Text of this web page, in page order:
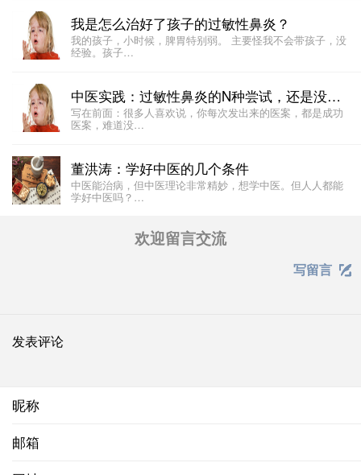
我是怎么治好了孩子的过敏性鼻炎？
我的孩子，小时候，脾胃特别弱。 主要怪我不会带孩子，没
经验。孩子…
中医实践：过敏性鼻炎的N种尝试，还是没能痊愈
写在前面：很多人喜欢说，你每次发出来的医案，都是成功
医案，难道没…
董洪涛：学好中医的几个条件
中医能治病，但中医理论非常精妙，想学中医。但人人都能
学好中医吗？…
欢迎留言交流
写留言 
发表评论
昵称
邮箱